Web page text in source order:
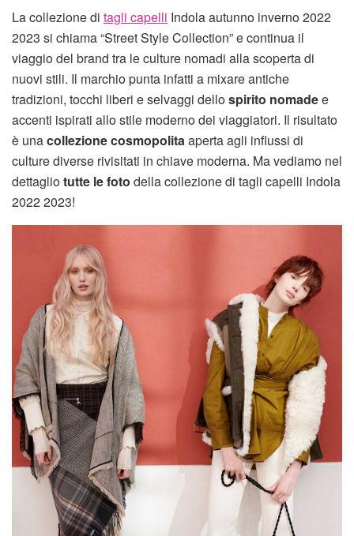
La collezione di tagli capelli Indola autunno inverno 2022
2023 si chiama “Street Style Collection” e continua il
viaggio del brand tra le culture nomadi alla scoperta di
nuovi stili. Il marchio punta infatti a mixare antiche
tradizioni, tocchi liberi e selvaggi dellospirito nomadee
accenti ispirati allo stile moderno dei viaggiatori. Il risultato
è unacollezione cosmopolitaaperta agli influssi di
culture diverse rivisitati in chiave moderna. Ma vediamo nel
dettagliotutte le foto della collezione di tagli capelli Indola
2022 2023!